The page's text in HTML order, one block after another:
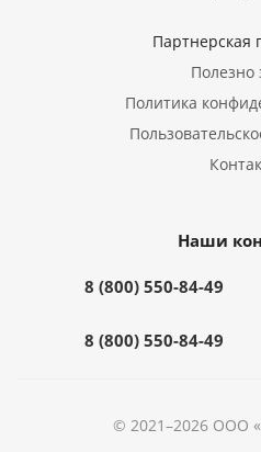
Партнерская
Полезно
Политика
Наши
8 (800) 550-84-49
8 (800) 550-84-49
© 2021–2026 ООО